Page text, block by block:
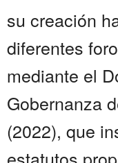
su creación
diferentes
mediante el
Gobernanza
(2022), que